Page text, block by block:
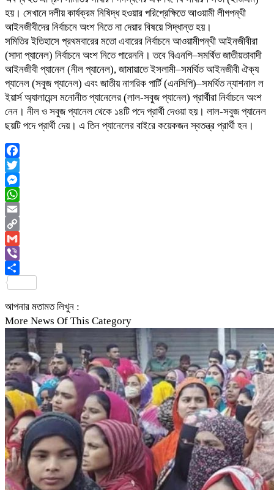
হয়। সেখানে দলীয় কার্যক্রম নিষিদ্ধ হওয়ার পরিপ্রেক্ষিতে আওয়ামী লীগপন্থী
আইনজীবীদের নির্বাচনে অংশ নিতে না দেয়ার বিষয়ে সিদ্ধান্ত হয়।
সমিতির ইতিহাসে প্রথমবারের মতো এবারের নির্বাচনে আওয়ামীপন্থী আইনজীবীরা
(সাদা প্যানেল) নির্বাচনে অংশ নিতে পারেননি। তবে বিএনপি–সমর্থিত জাতীয়তাবাদী
আইনজীবী প্যানেল (নীল প্যানেল), জামায়াতে ইসলামী–সমর্থিত আইনজীবী ঐক্য
প্যানেল (সবুজ প্যানেল) এবং জাতীয় নাগরিক পার্টি (এনসিপি)–সমর্থিত ন্যাশনাল ল
ইয়ার্স অ্যালায়েন্স মনোনীত প্যানেলের (লাল-সবুজ প্যানেল) প্রার্থীরা নির্বাচনে অংশ
নেন। নীল ও সবুজ প্যানেল থেকে ১৪টি পদে প্রার্থী দেওয়া হয়। লাল-সবুজ প্যানেল
ছয়টি পদে প্রার্থী দেয়। এ তিন প্যানেলের বাইরে কয়েকজন স্বতন্ত্র প্রার্থী হন।
Facebook
Twitter
Messenger
WhatsApp
Email
Copy
Link
Gmail
Viber
আপনার মতামত লিখুন :
More News Of This Category